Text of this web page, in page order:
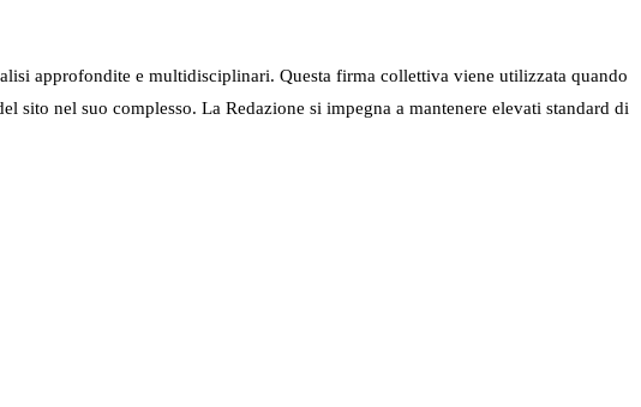
approfondite e multidisciplinari. Questa firma collettiva viene utilizzata quando
nel suo complesso. La Redazione si impegna a mantenere elevati standard di